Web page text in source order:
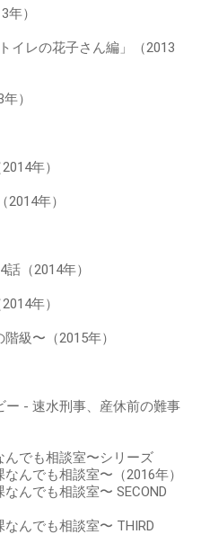
年）
イレの花子さん編」（2013
）
年）
年）
（2014年）
年）
級〜（2015年）
ー - 速水刑事、産休前の難事
んでも相談室〜シリーズ
んでも相談室〜（2016年）
んでも相談室〜 SECOND
んでも相談室〜 THIRD